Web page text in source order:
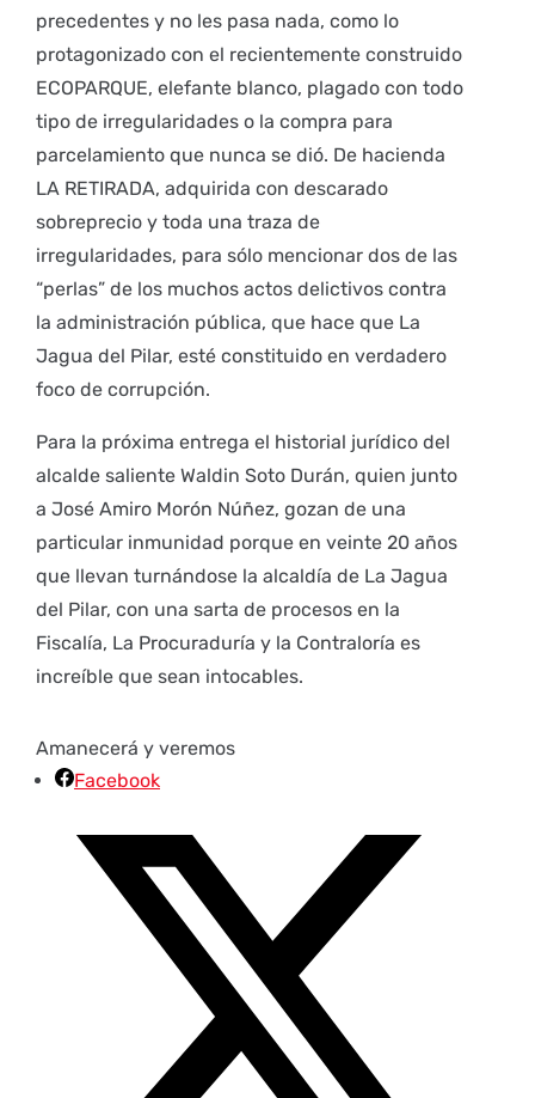
precedentes y no les pasa nada, como lo
protagonizado con el recientemente construido
ECOPARQUE, elefante blanco, plagado con todo
tipo de irregularidades o la compra para
parcelamiento que nunca se dió. De hacienda
LA RETIRADA, adquirida con descarado
sobreprecio y toda una traza de
irregularidades, para sólo mencionar dos de las
“perlas” de los muchos actos delictivos contra
la administración pública, que hace que La
Jagua del Pilar, esté constituido en verdadero
foco de corrupción.
Para la próxima entrega el historial jurídico del
alcalde saliente Waldin Soto Durán, quien junto
a José Amiro Morón Núñez, gozan de una
particular inmunidad porque en veinte 20 años
que llevan turnándose la alcaldía de La Jagua
del Pilar, con una sarta de procesos en la
Fiscalía, La Procuraduría y la Contraloría es
increíble que sean intocables.
Amanecerá y veremos
Facebook